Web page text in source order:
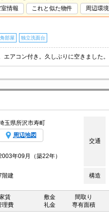
室情報 これと似た物件 周辺環境
角部屋 独立洗面台
アコン付き。久しぶりに空きました。
玉県所沢市寿町
周辺地図
交通
年09月（築22年）
階建 構造
賃
理費
敷金
礼金
間取り
専有面積